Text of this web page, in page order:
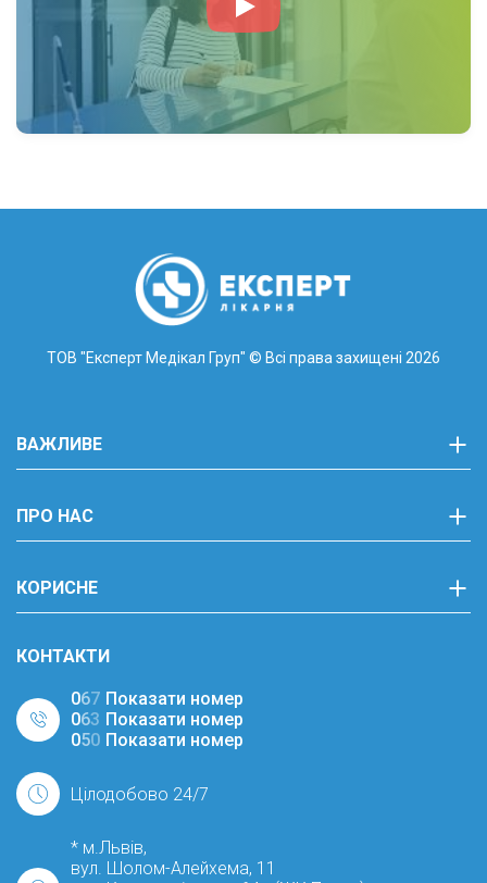
ТОВ "Експерт Медікал Груп" © Всі права захищені 2026
ВАЖЛИВЕ
ПРО НАС
КОРИСНЕ
КОНТАКТИ
067 Показати номер
063 Показати номер
050 Показати номер
Цілодобово 24/7
* м.Львів,
вул. Шолом-Алейхема, 11